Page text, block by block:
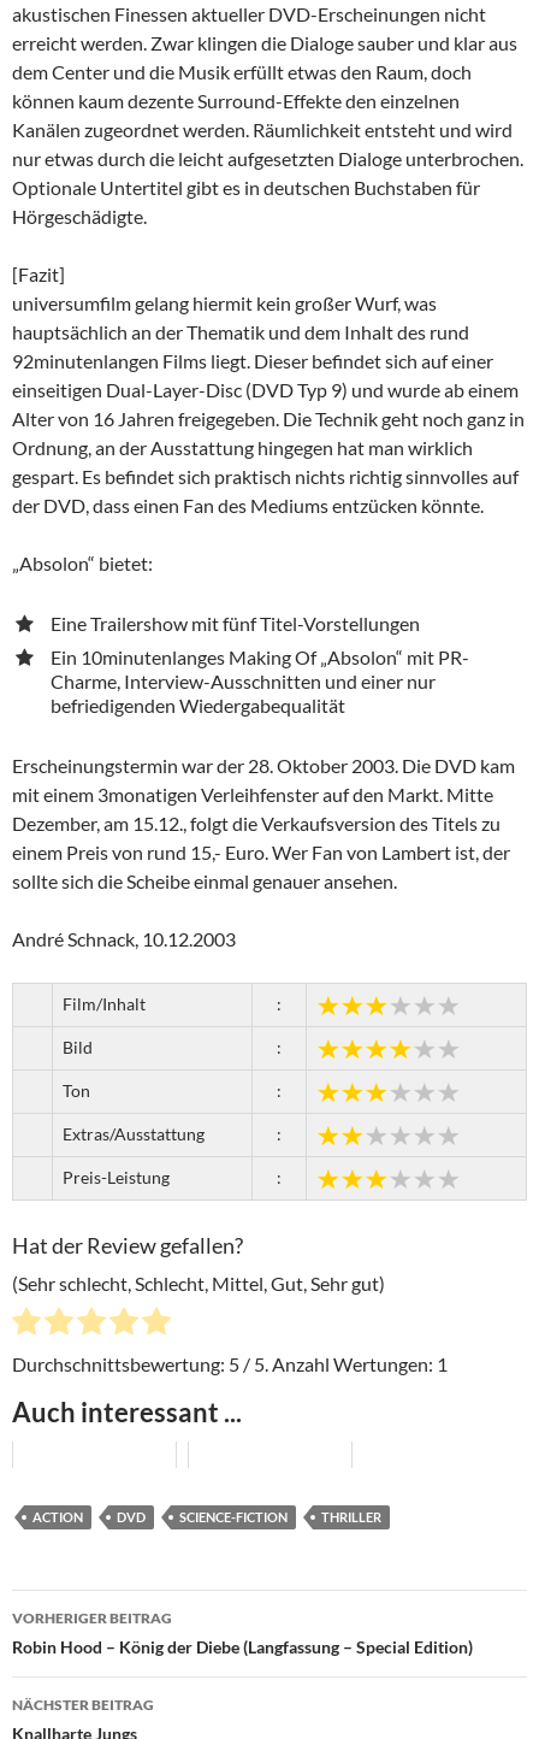
akustischen Finessen aktueller DVD-Erscheinungen nicht
erreicht werden. Zwar klingen die Dialoge sauber und klar aus
dem Center und die Musik erfüllt etwas den Raum, doch
können kaum dezente Surround-Effekte den einzelnen
Kanälen zugeordnet werden. Räumlichkeit entsteht und wird
nur etwas durch die leicht aufgesetzten Dialoge unterbrochen.
Optionale Untertitel gibt es in deutschen Buchstaben für
Hörgeschädigte.
[Fazit]
universumfilm gelang hiermit kein großer Wurf, was
hauptsächlich an der Thematik und dem Inhalt des rund
92minutenlangen Films liegt. Dieser befindet sich auf einer
einseitigen Dual-Layer-Disc (DVD Typ 9) und wurde ab einem
Alter von 16 Jahren freigegeben. Die Technik geht noch ganz in
Ordnung, an der Ausstattung hingegen hat man wirklich
gespart. Es befindet sich praktisch nichts richtig sinnvolles auf
der DVD, dass einen Fan des Mediums entzücken könnte.
„Absolon“ bietet:
Eine Trailershow mit fünf Titel-Vorstellungen
Ein 10minutenlanges Making Of „Absolon“ mit PR-
Charme, Interview-Ausschnitten und einer nur
befriedigenden Wiedergabequalität
Erscheinungstermin war der 28. Oktober 2003. Die DVD kam
mit einem 3monatigen Verleihfenster auf den Markt. Mitte
Dezember, am 15.12., folgt die Verkaufsversion des Titels zu
einem Preis von rund 15,- Euro. Wer Fan von Lambert ist, der
sollte sich die Scheibe einmal genauer ansehen.
André Schnack, 10.12.2003
Film/Inhalt :
Bild :
Ton :
Extras/Ausstattung :
Preis-Leistung :
Hat der Review gefallen?
(Sehr schlecht, Schlecht, Mittel, Gut, Sehr gut)
Durchschnittsbewertung: 5 / 5. Anzahl Wertungen: 1
Auch interessant ...
ACTION DVD SCIENCE-FICTION THRILLER
Beitragsnavigation
VORHERIGER BEITRAG
Robin Hood – König der Diebe (Langfassung – Special Edition)
NÄCHSTER BEITRAG
Knallharte Jungs